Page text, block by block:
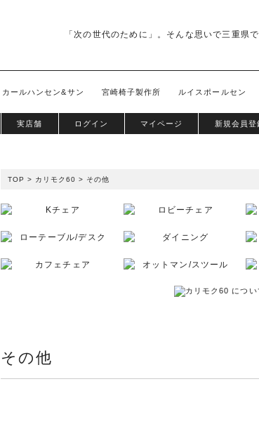
「次の世代のために」。そんな思いで三重県
カールハンセン&サン 宮崎椅子製作所 ルイスポールセン
実店舗 ログイン マイページ 新規会員登
TOP > カリモク60 > その他
その他